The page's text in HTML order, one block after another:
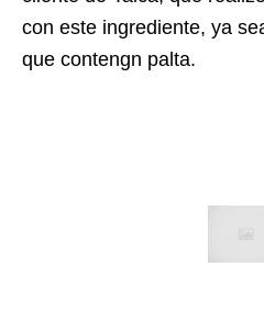
con este ingrediente, ya
que contengn palta.